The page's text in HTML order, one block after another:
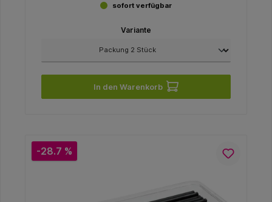
sofort verfügbar
Variante
In den Warenkorb
-28.7 %